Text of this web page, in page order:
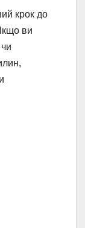
крок до
ви